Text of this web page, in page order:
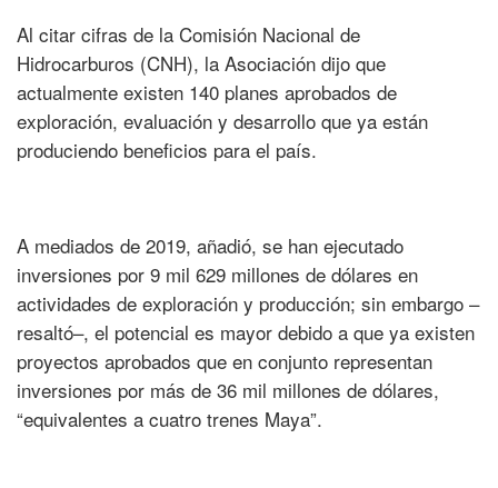
Al citar cifras de la Comisión Nacional de
Hidrocarburos (CNH), la Asociación dijo que
actualmente existen 140 planes aprobados de
exploración, evaluación y desarrollo que ya están
produciendo beneficios para el país.
A mediados de 2019, añadió, se han ejecutado
inversiones por 9 mil 629 millones de dólares en
actividades de exploración y producción; sin embargo –
resaltó–, el potencial es mayor debido a que ya existen
proyectos aprobados que en conjunto representan
inversiones por más de 36 mil millones de dólares,
“equivalentes a cuatro trenes Maya”.